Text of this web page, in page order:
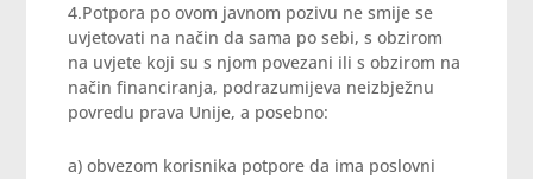
4.Potpora po ovom javnom pozivu ne smije se
uvjetovati na način da sama po sebi, s obzirom
na uvjete koji su s njom povezani ili s obzirom na
način financiranja, podrazumijeva neizbježnu
povredu prava Unije, a posebno:
a) obvezom korisnika potpore da ima poslovni